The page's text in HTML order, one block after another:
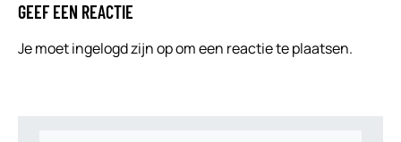
GEEF EEN REACTIE
Je moetingelogd zijn opom een reactie te plaatsen.